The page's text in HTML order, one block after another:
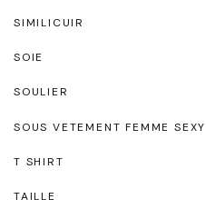
SIMILICUIR
SOIE
SOULIER
SOUS VETEMENT FEMME SEXY
T SHIRT
TAILLE